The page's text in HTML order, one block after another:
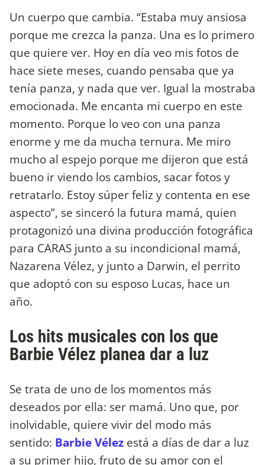
Un cuerpo que cambia. “Estaba muy ansiosa
porque me crezca la panza. Una es lo primero
que quiere ver. Hoy en día veo mis fotos de
hace siete meses, cuando pensaba que ya
tenía panza, y nada que ver. Igual la mostraba
emocionada. Me encanta mi cuerpo en este
momento. Porque lo veo con una panza
enorme y me da mucha ternura. Me miro
mucho al espejo porque me dijeron que está
bueno ir viendo los cambios, sacar fotos y
retratarlo. Estoy súper feliz y contenta en ese
aspecto”, se sinceró la futura mamá, quien
protagonizó una divina producción fotográfica
para CARAS junto a su incondicional mamá,
Nazarena Vélez, y junto a Darwin, el perrito
que adoptó con su esposo Lucas, hace un
año.
Los hits musicales con los que
Barbie Vélez planea dar a luz
Se trata de uno de los momentos más
deseados por ella: ser mamá. Uno que, por
inolvidable, quiere vivir del modo más
sentido: Barbie Vélez está a días de dar a luz
a su primer hijo, fruto de su amor con el